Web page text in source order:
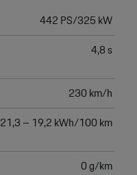
442 PS/325 kW
4,8 s
230 km/h
21,3 – 19,2 kWh/100 km
0 g/km